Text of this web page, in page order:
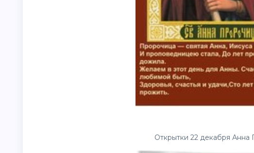
Открытки 22 декабря Анна